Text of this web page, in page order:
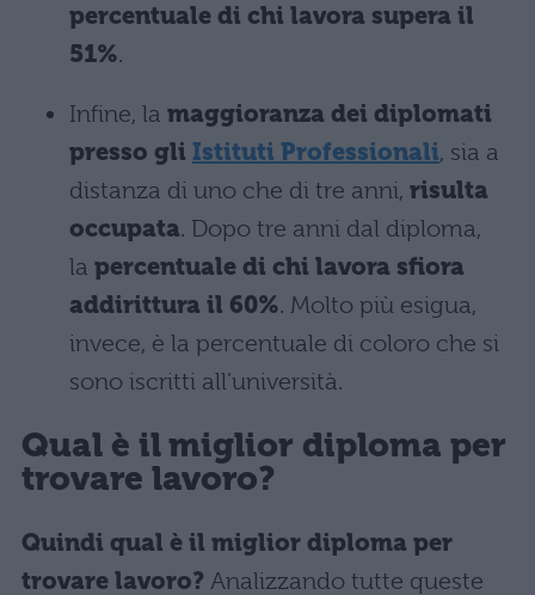
percentuale di chi lavora supera il
51%.
Infine, la maggioranza dei diplomati
presso gli Istituti Professionali, sia a
distanza di uno che di tre anni, risulta
occupata. Dopo tre anni dal diploma,
la percentuale di chi lavora sfiora
addirittura il 60%. Molto più esigua,
invece, è la percentuale di coloro che si
sono iscritti all’università.
Qual è il miglior diploma per
trovare lavoro?
Quindi qual è il miglior diploma per
trovare lavoro? Analizzando tutte queste